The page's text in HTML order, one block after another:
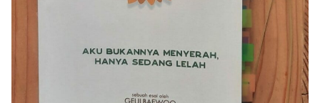
Insight
Suara
Idealita
Dinamikapost.com
Radar
Seedbacklink